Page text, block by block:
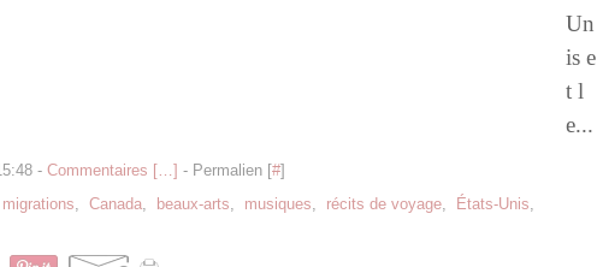
Un
is e
t l
e...
- Commentaires […] - Permalien [#]
migrations, Canada, beaux-arts, musiques, récits de voyage, États-Unis,